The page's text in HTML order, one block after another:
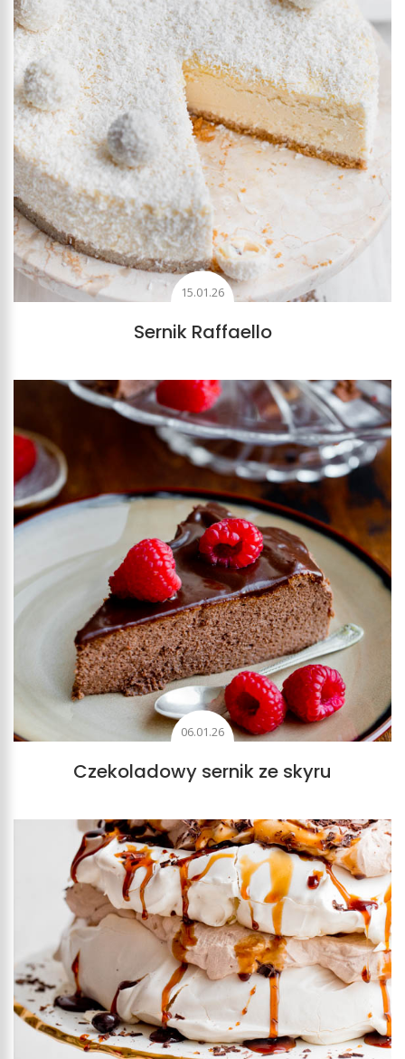
15.01.26
Sernik Raffaello
06.01.26
Czekoladowy sernik ze skyru